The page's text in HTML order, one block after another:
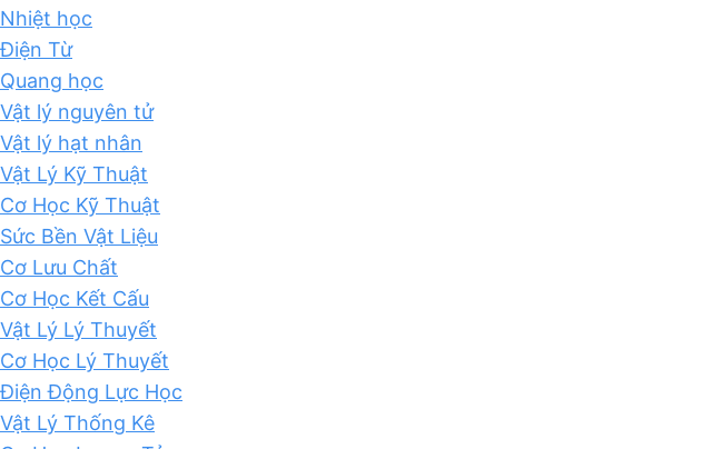
Nhiệt học
Điện Từ
Quang học
Vật lý nguyên tử
Vật lý hạt nhân
Vật Lý Kỹ Thuật
Cơ Học Kỹ Thuật
Sức Bền Vật Liệu
Cơ Lưu Chất
Cơ Học Kết Cấu
Vật Lý Lý Thuyết
Cơ Học Lý Thuyết
Điện Động Lực Học
Vật Lý Thống Kê